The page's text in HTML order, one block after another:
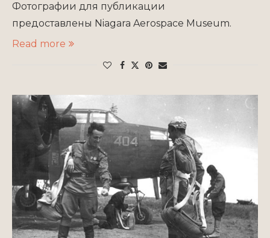
Фотографии для публикации
предоставлены Niagara Aerospace Museum.
Read more